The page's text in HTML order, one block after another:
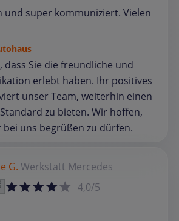
und super kommuniziert. Vielen
dass Sie die freundliche und
erlebt haben. Ihr positives
unser Team, weiterhin einen
zu bieten. Wir hoffen,
bei uns begrüßen zu dürfen.
G. Werkstatt Mercedes
4,0/5